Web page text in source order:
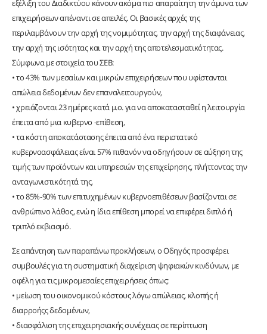
εξέλιξη του Διαδικτύου κάνουν ακόμα πιο απαραίτητη την άμυνα των
επιχειρήσεων απέναντι σε απειλές. Οι βασικές αρχές της
περιλαμβάνουν την αρχή της νομιμότητας, την αρχή της διαφάνειας,
την αρχή της ισότητας και την αρχή της αποτελεσματικότητας.
Σύμφωνα με στοιχεία του ΣΕΒ:
• το 43% των μεσαίων και μικρών επιχειρήσεων που υφίστανται
απώλεια δεδομένων δεν επαναλειτουργούν,
• χρειάζονται 23 ημέρες κατά μ.ο. για να αποκατασταθεί η λειτουργία
έπειτα από μια κυβερνο -επίθεση,
• τα κόστη αποκατάστασης έπειτα από ένα περιστατικό
κυβερνοασφάλειας είναι 57% πιθανόν να οδηγήσουν σε αύξηση της
τιμής των προϊόντων και υπηρεσιών της επιχείρησης, πλήττοντας την
ανταγωνιστικότητά της,
• το 85%-90% των επιτυχημένων κυβερνοεπιθέσεων βασίζονται σε
ανθρώπινο λάθος, ενώ η ίδια επίθεση μπορεί να επιφέρει διπλό ή
τριπλό εκβιασμό.
Σε απάντηση των παραπάνω προκλήσεων, ο Οδηγός προσφέρει
συμβουλές για τη συστηματική διαχείριση ψηφιακών κινδύνων, με
οφέλη για τις μικρομεσαίες επιχειρήσεις όπως:
• μείωση του οικονομικού κόστους λόγω απώλειας, κλοπής ή
διαρροήςς δεδομένων,
• διασφάλιση της επιχειρησιακής συνέχειας σε περίπτωση